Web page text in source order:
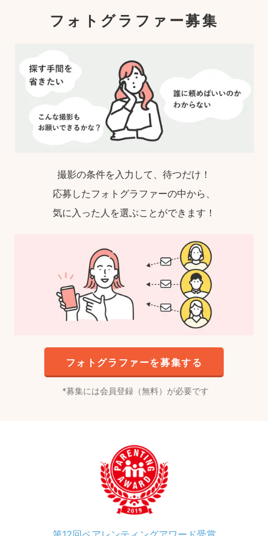
フォトグラファー募集
撮影の条件を入力して、待つだけ！
応募したフォトグラファーの中から、
気に入った人を選ぶことができます！
フォトグラファーを募集する
募集には会員登録（無料）が必要です